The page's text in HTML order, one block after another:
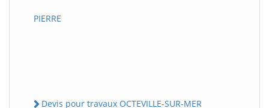
PIERRE
Devis pour travaux OCTEVILLE-SUR-MER